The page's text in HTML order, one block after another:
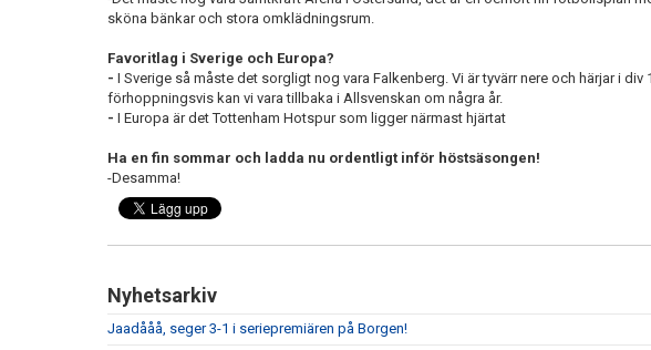
sköna bänkar och stora omklädningsrum.
Favoritlag i Sverige och Europa?
- I Sverige så måste det sorgligt nog vara Falkenberg. Vi är tyvärr nere och härjar i div
förhoppningsvis kan vi vara tillbaka i Allsvenskan om några år.
- I Europa är det Tottenham Hotspur som ligger närmast hjärtat
Ha en fin sommar och ladda nu ordentligt inför höstsäsongen!
-Desamma!
Nyhetsarkiv
Jaadååå, seger 3-1 i seriepremiären på Borgen!